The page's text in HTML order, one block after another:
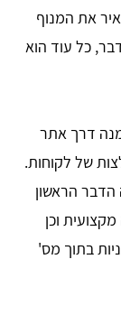
את המנוף
כל עוד הוא
דרך אתר
של לקוחות.
הראשון
וכן
בתוך מס'